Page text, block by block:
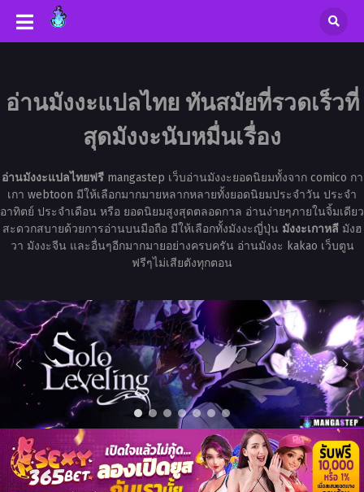
อ่านมังงะแปลไทย ทันสมัยที่รวดเร็วที่
สุดมังงะนับหมื่นเรื่อง
อ่านมังงะแปลไทยฟรีmangastep เว็บอ่านมังงะยอดนิยมทั้งจาก comico กา
เกา webtoon มีให้เลือกมากมายหลากหลายทั้งยอดนิยมประจำวัน ประจำ
อาทิตย์ ประจำเดือน หรือ ยอดนิยมสูงสุดตลอดกาล อ่านง่ายๆภายในจิ้มเดียว
สะดวกสบายด้วยการอ่านบนมือถือ มีให้เลือกทั้งมังงะญี่ปุ่น มังงะเกาหลีมังฮ
วา มังงะจีน และอื่นๆอีกมากมายอย่างครบครัน อ่านมังงะ kakao เว็บตูน
ฟรีๆไม่เสียตังทุกตอน